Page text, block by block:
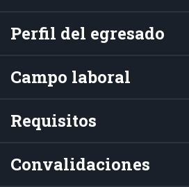
Perfil del egresado
Campo laboral
Requisitos
Convalidaciones